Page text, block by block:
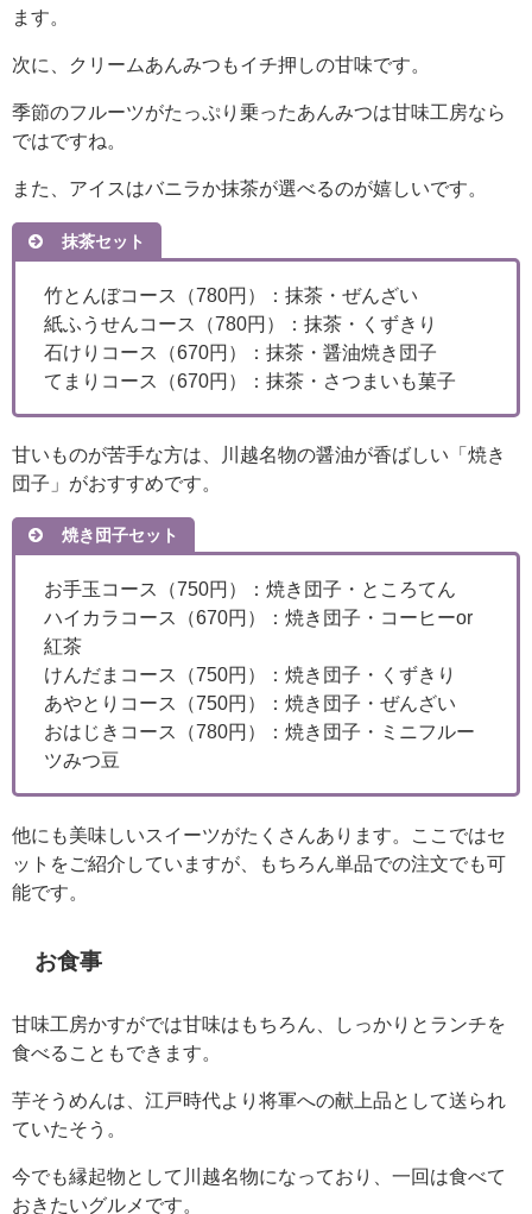
ます。
次に、クリームあんみつもイチ押しの甘味です。
季節のフルーツがたっぷり乗ったあんみつは甘味工房なら
ではですね。
また、アイスはバニラか抹茶が選べるのが嬉しいです。
抹茶セット
竹とんぼコース（780円）：抹茶・ぜんざい
紙ふうせんコース（780円）：抹茶・くずきり
石けりコース（670円）：抹茶・醤油焼き団子
てまりコース（670円）：抹茶・さつまいも菓子
甘いものが苦手な方は、川越名物の醤油が香ばしい「焼き
団子」がおすすめです。
焼き団子セット
お手玉コース（750円）：焼き団子・ところてん
ハイカラコース（670円）：焼き団子・コーヒーor
紅茶
けんだまコース（750円）：焼き団子・くずきり
あやとりコース（750円）：焼き団子・ぜんざい
おはじきコース（780円）：焼き団子・ミニフルー
ツみつ豆
他にも美味しいスイーツがたくさんあります。ここではセ
ットをご紹介していますが、もちろん単品での注文でも可
能です。
お食事
甘味工房かすがでは甘味はもちろん、しっかりとランチを
食べることもできます。
芋そうめんは、江戸時代より将軍への献上品として送られ
ていたそう。
今でも縁起物として川越名物になっており、一回は食べて
おきたいグルメです。